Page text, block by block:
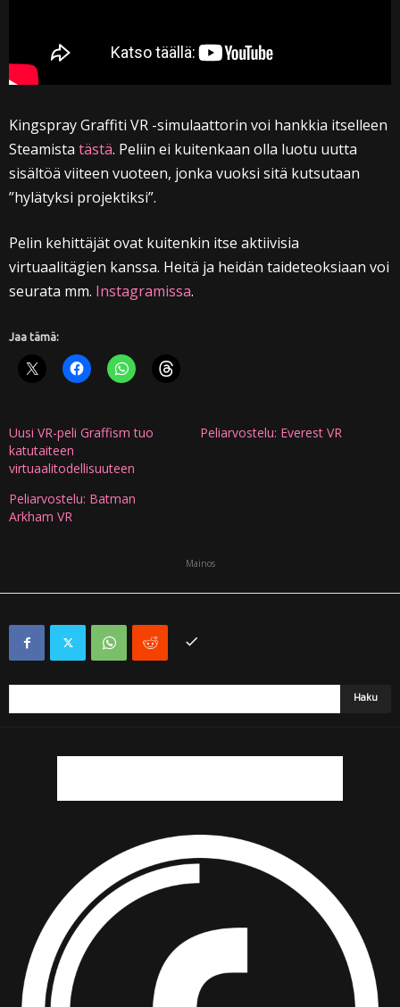
Kingspray Graffiti VR -simulaattorin voi hankkia itselleen
Steamista tästä. Peliin ei kuitenkaan olla luotu uutta
sisältöä viiteen vuoteen, jonka vuoksi sitä kutsutaan
”hylätyksi projektiksi”.
Pelin kehittäjät ovat kuitenkin itse aktiivisia
virtuaalitägien kanssa. Heitä ja heidän taideteoksiaan voi
seurata mm. Instagramissa.
Jaa tämä:
Uusi VR-peli Graffism tuo
katutaiteen
virtuaalitodellisuuteen
Peliarvostelu: Everest VR
Peliarvostelu: Batman
Arkham VR
Mainos